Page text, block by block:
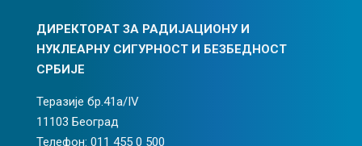
ДИРЕКТОРАТ ЗА РАДИЈАЦИОНУ И
НУКЛЕАРНУ СИГУРНОСТ И БЕЗБЕДНОСТ
СРБИЈЕ
Теразије бр.41а/IV
11103 Београд
Телефон: 011 455 0 500